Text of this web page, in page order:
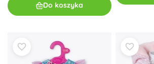
Do koszyka